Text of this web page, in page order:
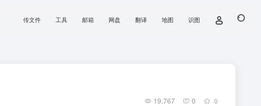
传文件 工具 邮箱 网盘 翻译 地图 识图
19,767 0 0